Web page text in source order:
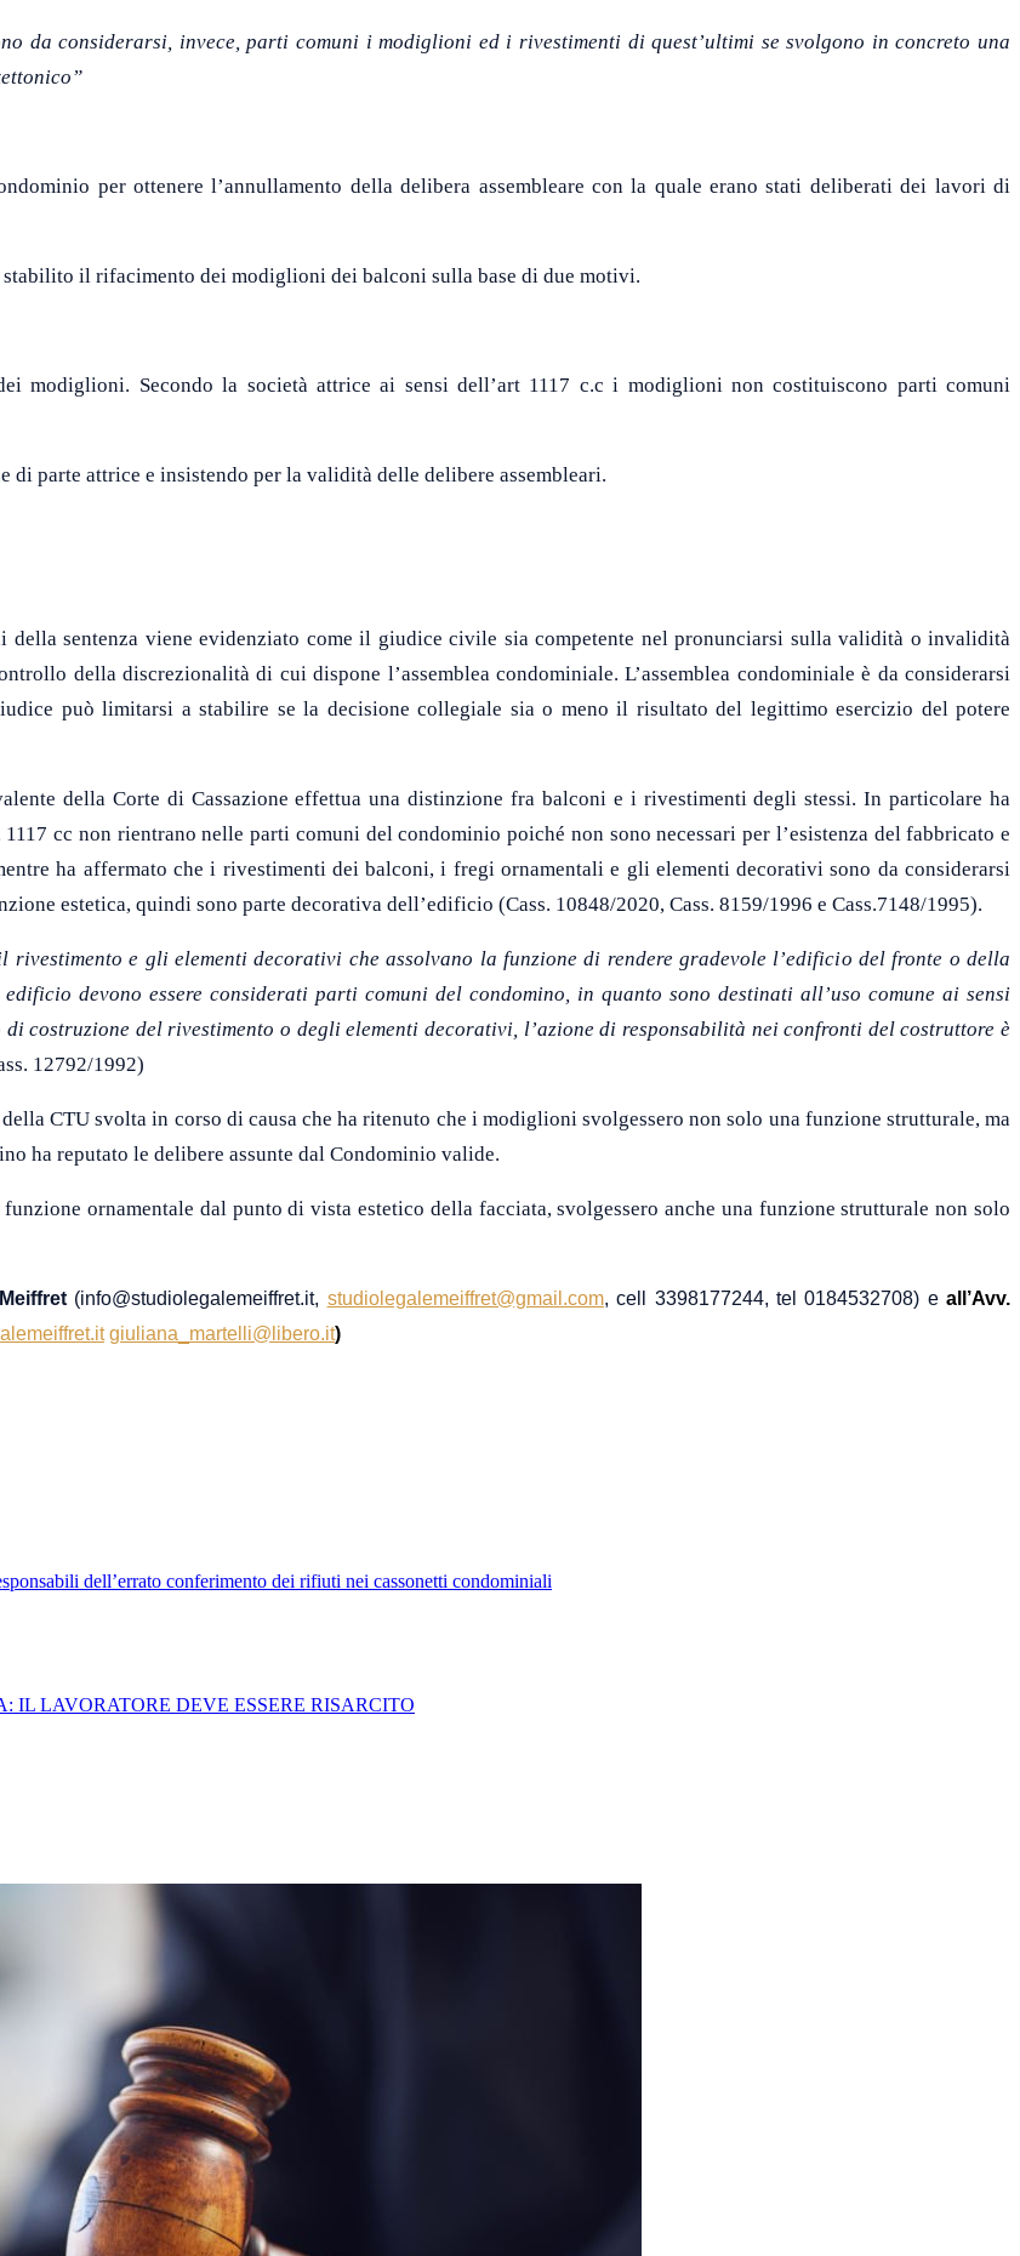
da considerarsi, invece, parti comuni i modiglioni ed i rivestimenti di quest’ultimi se svolgono in concreto una
per ottenere l’annullamento della delibera assembleare con la quale erano stati deliberati dei lavori di
il rifacimento dei modiglioni dei balconi sulla base di due motivi.
modiglioni. Secondo la società attrice ai sensi dell’art 1117 c.c i modiglioni non costituiscono parti comuni
parte attrice e insistendo per la validità delle delibere assembleari.
sentenza viene evidenziato come il giudice civile sia competente nel pronunciarsi sulla validità o invalidità
della discrezionalità di cui dispone l’assemblea condominiale. L’assemblea condominiale è da considerarsi
può limitarsi a stabilire se la decisione collegiale sia o meno il risultato del legittimo esercizio del potere
della Corte di Cassazione effettua una distinzione fra balconi e i rivestimenti degli stessi. In particolare ha
cc non rientrano nelle parti comuni del condominio poiché non sono necessari per l’esistenza del fabbricato e
ha affermato che i rivestimenti dei balconi, i fregi ornamentali e gli elementi decorativi sono da considerarsi
estetica, quindi sono parte decorativa dell’edificio (Cass. 10848/2020, Cass. 8159/1996 e Cass.7148/1995).
rivestimento e glielementi decorativi che assolvano la funzione di rendere gradevole l’edificio del fronte o della
devono essere considerati parti comuni del condomino, in quanto sono destinati all’uso comune ai sensi
di costruzione delrivestimento o deglielementi decorativi, l’azione di responsabilità nei confronti del costruttore è
12792/1992)
CTU svolta in corso di causa che ha ritenuto che i modiglioni svolgessero non solo una funzione strutturale, ma
ha reputato le delibere assunte dal Condominio valide.
ornamentale dal punto di vista estetico della facciata, svolgessero anche una funzione strutturale non solo
(info@studiolegalemeiffret.it, studiolegalemeiffret@gmail.com, cell 3398177244, tel 0184532708) e all’Avv.
giuliana_martelli@libero.it)
dell’errato conferimento dei rifiuti nei cassonetti condominiali
IL LAVORATORE DEVE ESSERE RISARCITO